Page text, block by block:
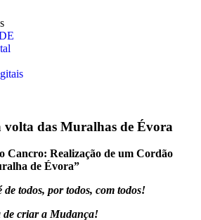
das Muralhas de Évora
Cancro: Realização de um Cordão
de Évora”
todos, por todos, com todos!
de criar a Mudança!